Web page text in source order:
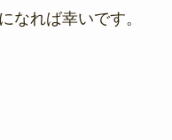
なれば幸いです。